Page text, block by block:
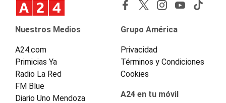
Nuestros Medios
A24.com
Primicias Ya
Radio La Red
FM Blue
Diario Uno Mendoza
Grupo América
Privacidad
Términos y Condiciones
Cookies
A24 en tu móvil